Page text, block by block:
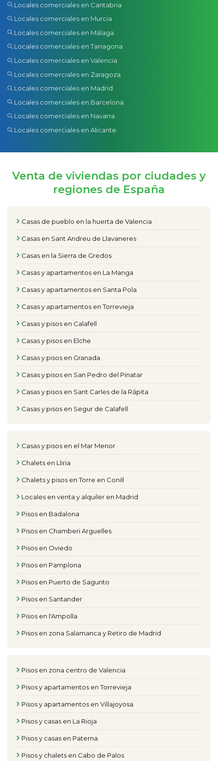
Locales comerciales en Cantabria
Locales comerciales en Murcia
Locales comerciales en Málaga
Locales comerciales en Tarragona
Locales comerciales en Valencia
Locales comerciales en Zaragoza
Locales comerciales en Madrid
Locales comerciales en Barcelona
Locales comerciales en Navarra
Locales comerciales en Alicante
Venta de viviendas por ciudades y
regiones de España
Casas de pueblo en la huerta de Valencia
Casas en Sant Andreu de Llavaneres
Casas en la Sierra de Gredos
Casas y apartamentos en La Manga
Casas y apartamentos en Santa Pola
Casas y apartamentos en Torrevieja
Casas y pisos en Calafell
Casas y pisos en Elche
Casas y pisos en Granada
Casas y pisos en San Pedro del Pinatar
Casas y pisos en Sant Carles de la Rápita
Casas y pisos en Segur de Calafell
Casas y pisos en el Mar Menor
Chalets en Lliria
Chalets y pisos en Torre en Conill
Locales en venta y alquiler en Madrid
Pisos en Badalona
Pisos en Chamberi Arguelles
Pisos en Oviedo
Pisos en Pamplona
Pisos en Puerto de Sagunto
Pisos en Santander
Pisos en l'Ampolla
Pisos en zona Salamanca y Retiro de Madrid
Pisos en zona centro de Valencia
Pisos y apartamentos en Torrevieja
Pisos y apartamentos en Villajoyosa
Pisos y casas en La Rioja
Pisos y casas en Paterna
Pisos y chalets en Cabo de Palos